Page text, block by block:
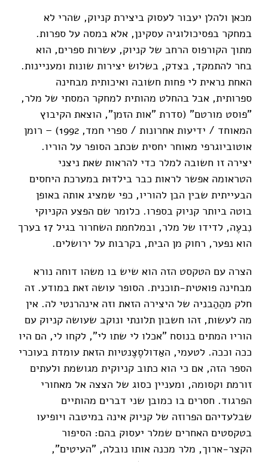
מכאן ולהלן יעבור לעסוק ביצירת קניוק, שהרי לא
במחקר בפסיכולוגיה עסקינן, אלא במסה על ספרות.
מתוך הקורפוס הרחב של קניוק, עשרות ספרים, הוא
בחר להתמקד, בצדק, בשלוש יצירות שונות ומעניינות.
האחת נראית לי פחות חשובה ואיכותית מבחינה
ספרותית, אבל בהחלט מהותית למחקר המסתי של מלר,
"פוסט מורטם" (סדרת "אות הזמן", הוצאת הקיבוץ
המאוחד / ידיעות אחרונות / ספרי חמד, 1992) – רומן
אוטוביוגרפי מאוחר יחסית שכתב הסופר על הוריו.
יצירה זו חשובה למלר כדי להראות שאת ניצני
הטראומה אפשר לראות כבר בילדוּת במערכת היחסים
הבעייתית שבין הבן להוריו, כפי שמציג אותה באופן
בוטה ביותר קניוק בספרו. כלומר שם הפצע הקניוקי
נִבעֶה, לדידו של מלר, ובמלחמת השחרור בגיל 17 בערך
הוא נפער, רחוק מן הבית, בקרבות על ירושלים.
הצרה עם הטקסט הזה הוא שיש בו משהו דוחה נורא
מבחינה פואטית-תוכנית. הסופר עושה זאת במודע. זה
חלק מהַהַבניה של היצירה הזאת וזה אינהרנטי לה. אין
מה לעשות, זהו חשבון תלונתי ונוקב שעושה קניוק עם
הוריו המתים בנוסח "אכלו לי שתו לי", לקחו לי, הם היו
ככה וככה. לטעמי, האַדולסֶצֶנטיות הזאת עומדת בעוכרי
הספר הזה, אם כי הוא כתוב קניוקית מגושמת ולעתים
זורמת וקסומה, ומעניין כסוג של הצצה אל מאחורי
הפרגוד. חסרים בו כמובן שני דברים מהותיים
שבלעדיהם הפרוזה של קניוק אינה במיטבה ויופיעו
בטקסטים האחרים שמלר יעסוק בהם: הסיפור
הקצר-ארוך, מלר מכנה אותו נובלה, "העיטים",